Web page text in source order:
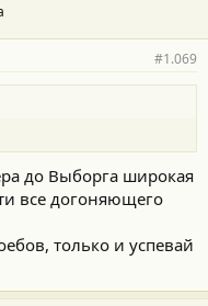
#1.069
до Выборга широкая
все догоняющего
только и успевай